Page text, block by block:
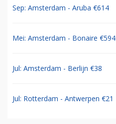
Sep: Amsterdam - Aruba €614
Mei: Amsterdam - Bonaire €594
Jul: Amsterdam - Berlijn €38
Jul: Rotterdam - Antwerpen €21